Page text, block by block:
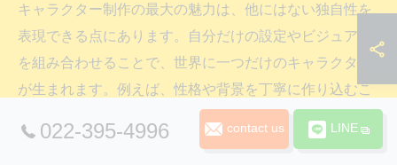
キャラクター制作の最大の魅力は、他にはない独自性を
表現できる点にあります。自分だけの設定やビジュアル
を組み合わせることで、世界に一つだけのキャラクター
が生まれます。例えば、性格や背景を丁寧に作り込むこ
とによって、どんな物語にも自然に溶け込む存在感を持
たせることが可能です。
022-395-4996 contact us LINE